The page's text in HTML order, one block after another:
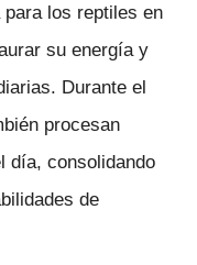
los reptiles en
su energía y
Durante el
procesan
día, consolidando
de